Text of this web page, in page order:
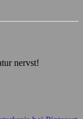
nervst!